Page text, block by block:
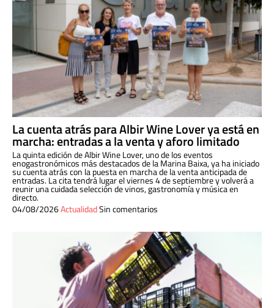
La cuenta atrás para Albir Wine Lover ya está en
marcha: entradas a la venta y aforo limitado
La quinta edición de Albir Wine Lover, uno de los eventos
enogastronómicos más destacados de la Marina Baixa, ya ha iniciado
su cuenta atrás con la puesta en marcha de la venta anticipada de
entradas. La cita tendrá lugar el viernes 4 de septiembre y volverá a
reunir una cuidada selección de vinos, gastronomía y música en
directo.
04/08/2026ActualidadSin comentarios